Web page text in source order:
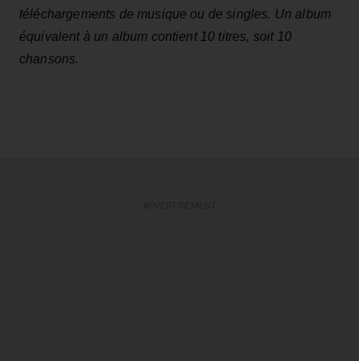
téléchargements de musique ou de singles. Un album
équivalent à un album contient 10 titres, soit 10
chansons.